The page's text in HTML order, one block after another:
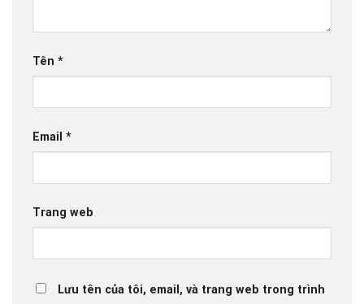
Tên *
Email *
Trang web
Lưu tên của tôi, email, và trang web trong trình